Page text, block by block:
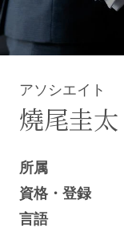
アソシエイト
燒尾圭太
所属
資格・登録
言語